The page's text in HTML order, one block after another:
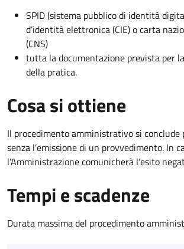
SPID (sistema pubblico di identità
d’identità elettronica (CIE) o carta
(CNS)
tutta la documentazione prevista per
della pratica.
Cosa si ottiene
Il procedimento amministrativo si
senza l’emissione di un provvedimento. In
l’Amministrazione comunicherà l’esito
Tempi e scadenze
Durata massima del procedimento